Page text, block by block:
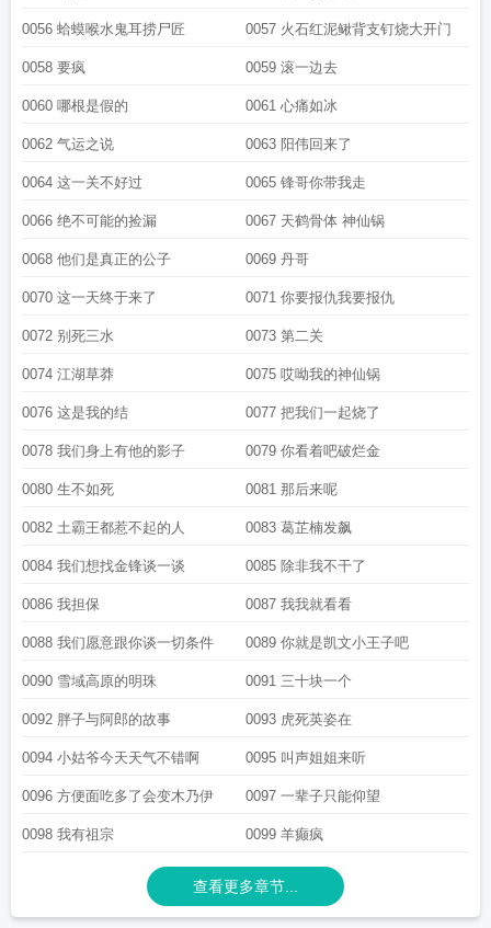
0056 蛤蟆喉水鬼耳捞尸匠 0057 火石红泥鳅背支钉烧大开门
0058 要疯 0059 滚一边去
0060 哪根是假的 0061 心痛如冰
0062 气运之说 0063 阳伟回来了
0064 这一关不好过 0065 锋哥你带我走
0066 绝不可能的捡漏 0067 天鹤骨体 神仙锅
0068 他们是真正的公子 0069 丹哥
0070 这一天终于来了 0071 你要报仇我要报仇
0072 别死三水 0073 第二关
0074 江湖草莽 0075 哎呦我的神仙锅
0076 这是我的结 0077 把我们一起烧了
0078 我们身上有他的影子 0079 你看着吧破烂金
0080 生不如死 0081 那后来呢
0082 土霸王都惹不起的人 0083 葛芷楠发飙
0084 我们想找金锋谈一谈 0085 除非我不干了
0086 我担保 0087 我我就看看
0088 我们愿意跟你谈一切条件 0089 你就是凯文小王子吧
0090 雪域高原的明珠 0091 三十块一个
0092 胖子与阿郎的故事 0093 虎死英姿在
0094 小姑爷今天天气不错啊 0095 叫声姐姐来听
0096 方便面吃多了会变木乃伊 0097 一辈子只能仰望
0098 我有祖宗 0099 羊癫疯
查看更多章节...